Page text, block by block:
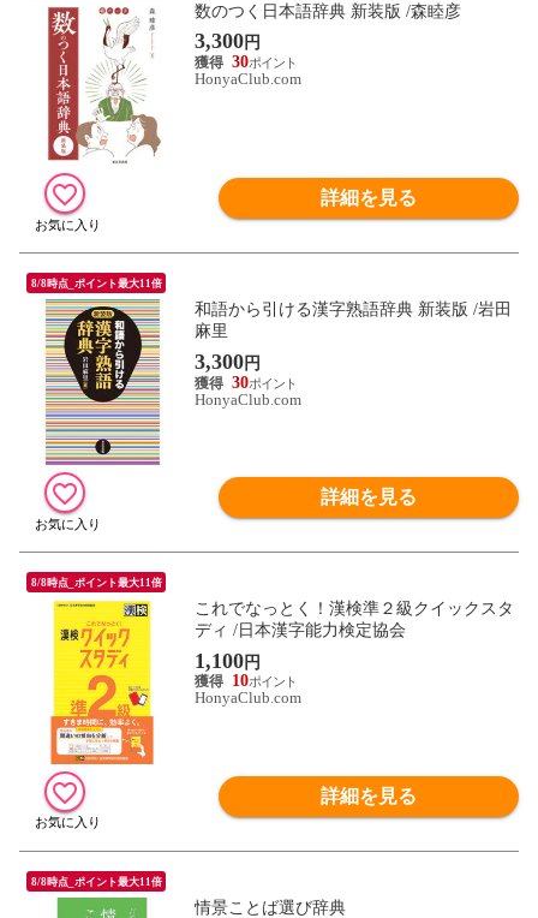
数のつく日本語辞典 新装版 /森睦彦
3,300円
30
HonyaClub.com
詳細を見る
8/8時点_ポイント最大11倍
和語から引ける漢字熟語辞典 新装版 /岩田
麻里
3,300円
30
HonyaClub.com
詳細を見る
8/8時点_ポイント最大11倍
これでなっとく！漢検準２級クイックスタ
ディ /日本漢字能力検定協会
1,100円
10
HonyaClub.com
詳細を見る
8/8時点_ポイント最大11倍
情景ことば選び辞典